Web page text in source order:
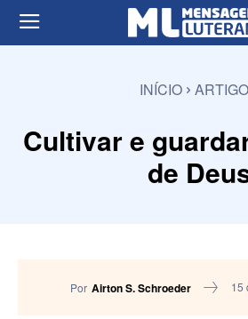
INÍCIO
Cultivar e
de
Por Airton S. Schroeder 15